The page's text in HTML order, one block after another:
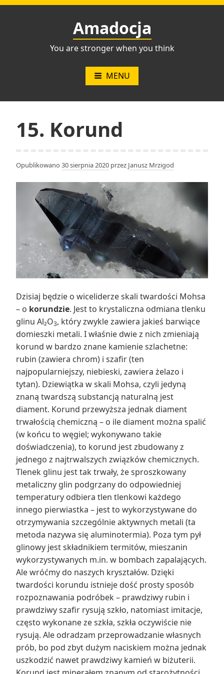
Przejdź
Amadocja
You are stronger when you think
MENU
15. Korund
Opublikowano 30 sierpnia 2020 przez Janusz Mrzigod
Dzisiaj będzie o wiceliderze skali twardości Mohsa
– o korundzie. Jest to krystaliczna odmiana tlenku
glinu Al₂O3, który zwykle zawiera jakieś barwiące
domieszki metali. I właśnie dwie z nich zmieniają
korund w bardzo znane kamienie szlachetne:
rubin (zawiera chrom) i szafir (ten
najpopularniejszy, niebieski, zawiera żelazo i
tytan). Dziewiątka w skali Mohsa, czyli jedyną
znaną twardszą substancją naturalną jest
diament. Korund przewyższa jednak diament
trwałością chemiczną – o ile diament można spalić
(w końcu to węgiel; wykonywano takie
doświadczenia), to korund jest zbudowany z
jednego z najtrwalszych związków chemicznych.
Tlenek glinu jest tak trwały, że sproszkowany
metaliczny glin podgrzany do odpowiedniej
temperatury odbiera tlen tlenkowi każdego
innego pierwiastka – jest to wykorzystywane do
otrzymywania szczególnie aktywnych metali (ta
metoda nazywa się aluminotermia). Poza tym pył
glinowy jest składnikiem termitów, mieszanin
wykorzystywanych m.in. w bombach zapalających.
Ale wróćmy do naszych kryształów. Dzięki
twardości korundu istnieje dość prosty sposób
rozpoznawania podróbek – prawdziwy rubin i
prawdziwy szafir rysują szkło, natomiast imitacje,
często wykonane ze szkła, szkła oczywiście nie
rysują. Ale odradzam przeprowadzanie własnych
prób, bo pod zbyt dużym naciskiem można jednak
uszkodzić nawet prawdziwy kamień w biżuterii.